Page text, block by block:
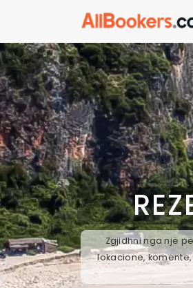
Zgjidhni nga një
lokacione,